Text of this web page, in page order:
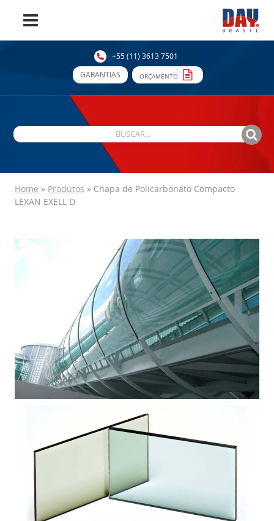
+55 (11) 3613 7501
GARANTIAS
ORÇAMENTO
Home » Produtos » Chapa de Policarbonato Compacto
LEXAN EXELL D